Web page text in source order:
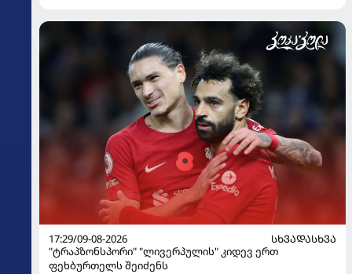
17:29/09-08-2026
ᲡᲮᲕᲐᲓᲐᲡᲮᲕᲐ
"ტრაპზონსპორი" "ლივერპულის" კიდევ ერთ
ფეხბურთელს შეიძენს